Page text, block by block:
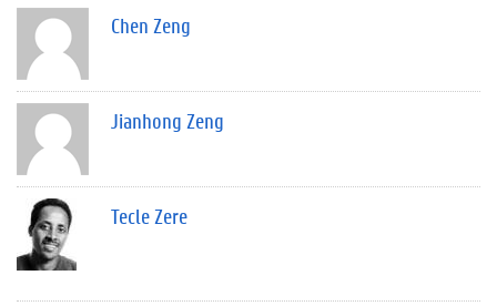
Chen Zeng
Jianhong Zeng
Tecle Zere